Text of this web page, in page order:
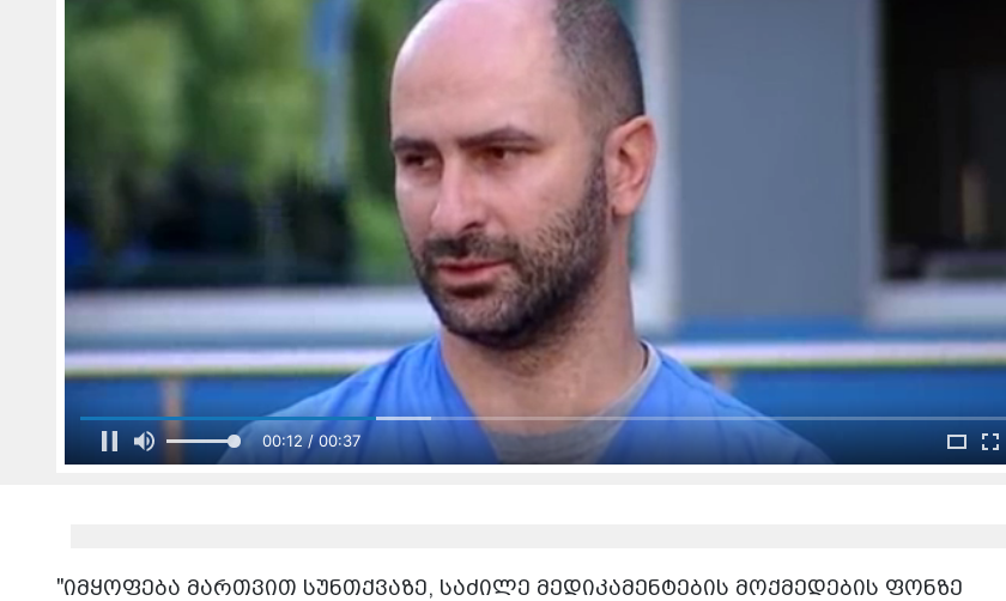
00:14 / 00:37
"იმყოფება მართვით სუნთქვაზე, საძილე მედიკამენტების მოქმედების ფონზე